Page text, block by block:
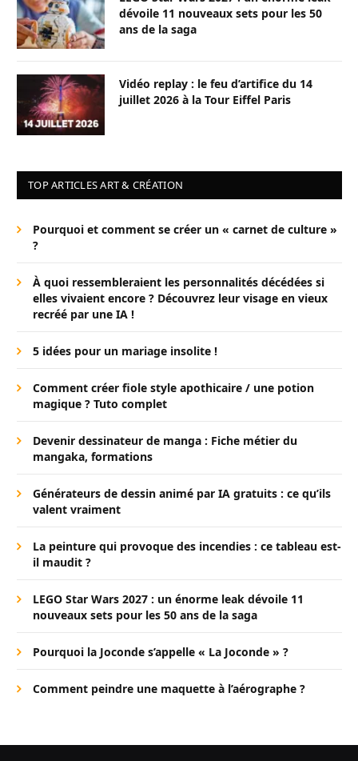
dévoile 11 nouveaux sets pour les 50
ans de la saga
Vidéo replay : le feu d’artifice du 14
juillet 2026 à la Tour Eiffel Paris
TOP ARTICLES ART & CRÉATION
Pourquoi et comment se créer un « carnet de culture »
?
À quoi ressembleraient les personnalités décédées si
elles vivaient encore ? Découvrez leur visage en vieux
recréé par une IA !
5 idées pour un mariage insolite !
Comment créer fiole style apothicaire / une potion
magique ? Tuto complet
Devenir dessinateur de manga : Fiche métier du
mangaka, formations
Générateurs de dessin animé par IA gratuits : ce qu’ils
valent vraiment
La peinture qui provoque des incendies : ce tableau est-
il maudit ?
LEGO Star Wars 2027 : un énorme leak dévoile 11
nouveaux sets pour les 50 ans de la saga
Pourquoi la Joconde s’appelle « La Joconde » ?
Comment peindre une maquette à l’aérographe ?